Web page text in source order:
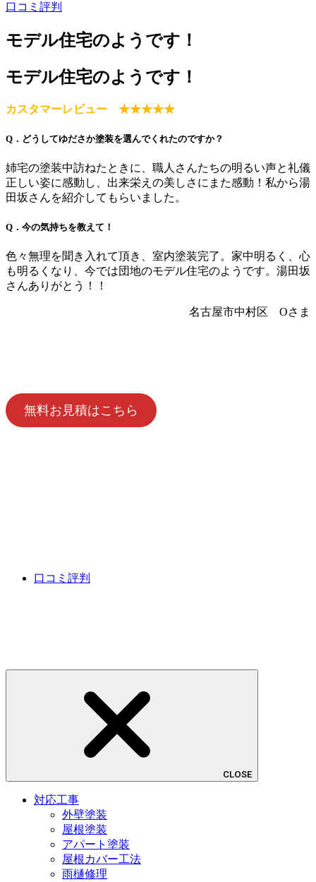
口コミ評判
モデル住宅のようです！
モデル住宅のようです！
カスタマーレビュー ★★★★★
Q．どうしてゆださか塗装を選んでくれたのですか？
姉宅の塗装中訪ねたときに、職人さんたちの明るい声と礼儀
正しい姿に感動し、出来栄えの美しさにまた感動！私から湯
田坂さんを紹介してもらいました。
Q．今の気持ちを教えて！
色々無理を聞き入れて頂き、室内塗装完了。家中明るく、心
も明るくなり、今では団地のモデル住宅のようです。湯田坂
さんありがとう！！
名古屋市中村区 Oさま
無料お見積はこちら
口コミ評判
CLOSE
対応工事
外壁塗装
屋根塗装
アパート塗装
屋根カバー工法
雨樋修理